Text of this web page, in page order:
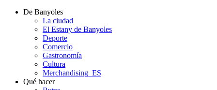
De Banyoles
La ciudad
El Estany de Banyoles
Deporte
Comercio
Gastronomía
Cultura
Merchandising_ES
Qué hacer